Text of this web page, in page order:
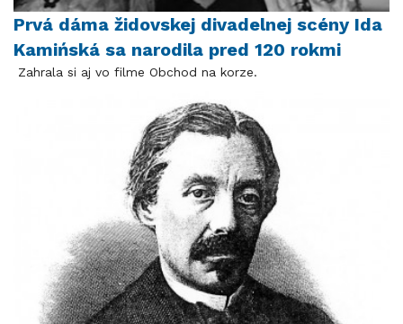
Prvá dáma židovskej divadelnej scény Ida
Kamińská sa narodila pred 120 rokmi
Zahrala si aj vo filme Obchod na korze.